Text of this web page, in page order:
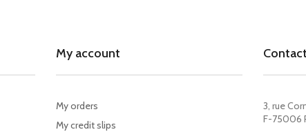
My account
My orders
My credit slips
Contact
3, rue
F-75006